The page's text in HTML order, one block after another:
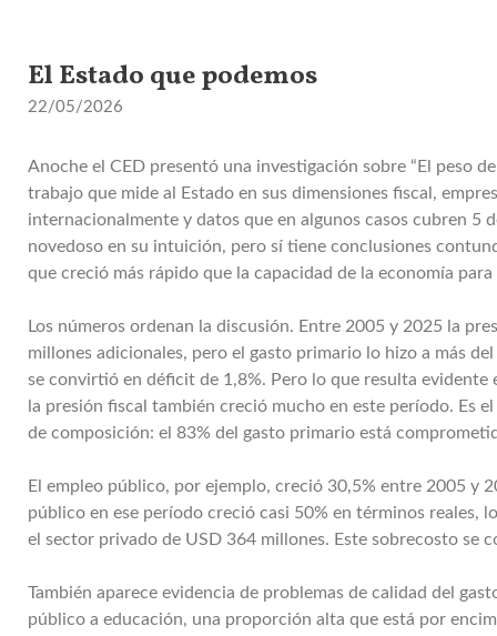
El Estado que podemos
22/05/2026
Anoche el CED presentó una investigación sobre “El peso
trabajo que mide al Estado en sus dimensiones fiscal,
internacionalmente y datos que en algunos casos cubren 5
novedoso en su intuición, pero sí tiene conclusiones
que creció más rápido que la capacidad de la economía
Los números ordenan la discusión. Entre 2005 y 2025 la
millones adicionales, pero el gasto primario lo hizo a más
se convirtió en déficit de 1,8%. Pero lo que resulta
la presión fiscal también creció mucho en este período. Es
de composición: el 83% del gasto primario está
El empleo público, por ejemplo, creció 30,5% entre 2005 y
público en ese período creció casi 50% en términos reales,
el sector privado de USD 364 millones. Este sobrecosto se
También aparece evidencia de problemas de calidad del
público a educación, una proporción alta que está por